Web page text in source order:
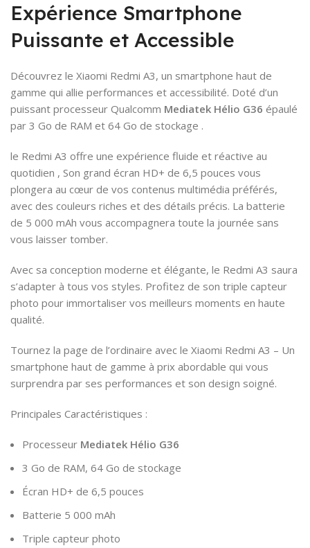
Expérience Smartphone
Puissante et Accessible
Découvrez le Xiaomi Redmi A3, un smartphone haut de
gamme qui allie performances et accessibilité. Doté d’un
puissant processeur Qualcomm Mediatek Hélio G36 épaulé
par 3 Go de RAM et 64 Go de stockage .
le Redmi A3 offre une expérience fluide et réactive au
quotidien , Son grand écran HD+ de 6,5 pouces vous
plongera au cœur de vos contenus multimédia préférés,
avec des couleurs riches et des détails précis. La batterie
de 5 000 mAh vous accompagnera toute la journée sans
vous laisser tomber.
Avec sa conception moderne et élégante, le Redmi A3 saura
s’adapter à tous vos styles. Profitez de son triple capteur
photo pour immortaliser vos meilleurs moments en haute
qualité.
Tournez la page de l’ordinaire avec le Xiaomi Redmi A3 – Un
smartphone haut de gamme à prix abordable qui vous
surprendra par ses performances et son design soigné.
Principales Caractéristiques :
Processeur Mediatek Hélio G36
3 Go de RAM, 64 Go de stockage
Écran HD+ de 6,5 pouces
Batterie 5 000 mAh
Triple capteur photo